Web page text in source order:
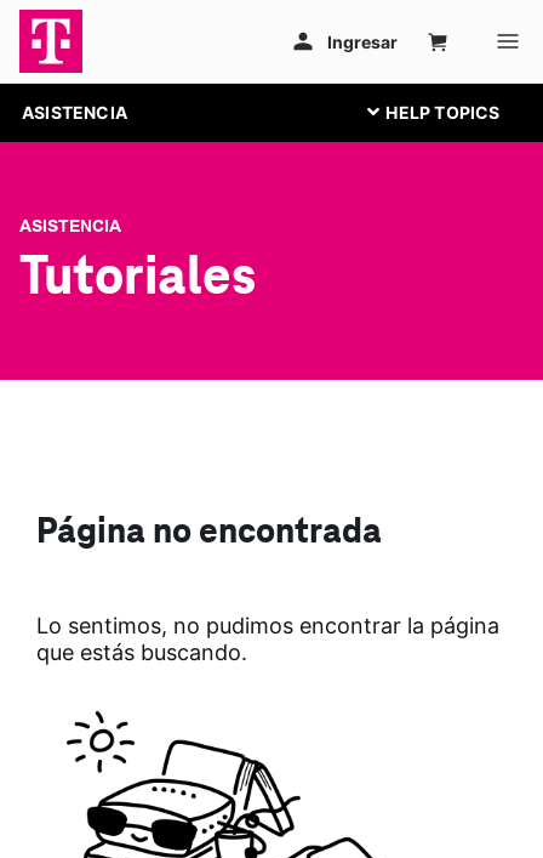
ASISTENCIA
ASISTENCIA
Tutoriales